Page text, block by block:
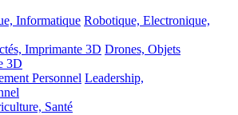
Informatique Robotique, Electronique,
Imprimante 3D Drones, Objets
3D
Personnel Leadership,
Santé